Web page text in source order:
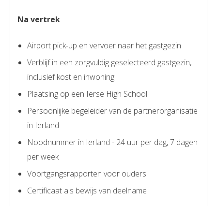
Na vertrek
Airport pick-up en vervoer naar het gastgezin
Verblijf in een zorgvuldig geselecteerd gastgezin,
inclusief kost en inwoning
Plaatsing op een Ierse High School
Persoonlijke begeleider van de partnerorganisatie
in Ierland
Noodnummer in Ierland - 24 uur per dag, 7 dagen
per week
Voortgangsrapporten voor ouders
Certificaat als bewijs van deelname